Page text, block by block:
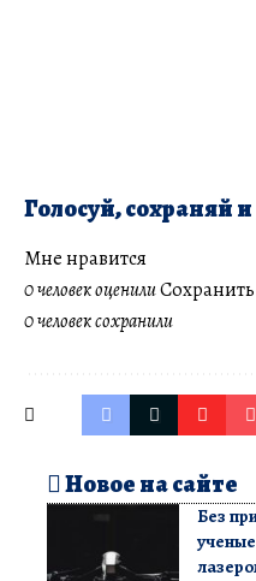
Голосуй, сохраняй
Мне нравится
0 человек оценили
0 человек сохранили
Новое на сайте
Без